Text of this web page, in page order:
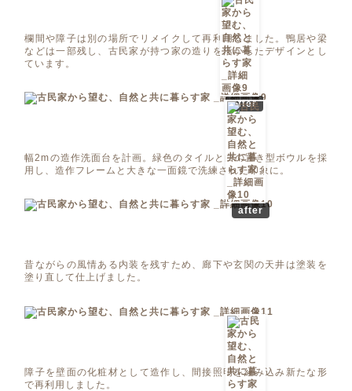
欄間や障子は別の場所でリメイクして再利用しました。鴨居や梁
などは一部残し、古民家が持つ家の造りを活かしたデザインとし
ています。
after
幅2mの造作洗面台を計画。緑色のタイルと白の置き型ボウルを採
用し、造作フレームと大きな一面鏡で洗練された印象に。
after
昔ながらの風情ある内装を残すため、廊下や玄関の天井は塗装を
塗り直して仕上げました。
障子を壁面の化粧材として造作し、間接照明を組み込み新たな形
で再利用しました。